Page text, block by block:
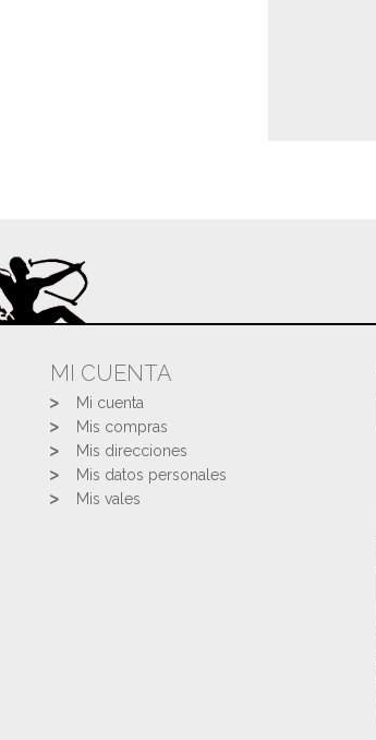
MI CUENTA
Mi cuenta
Mis compras
Mis direcciones
Mis datos personales
Mis vales